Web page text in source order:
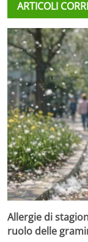
ARTICOLI
Allergie di
ruolo delle